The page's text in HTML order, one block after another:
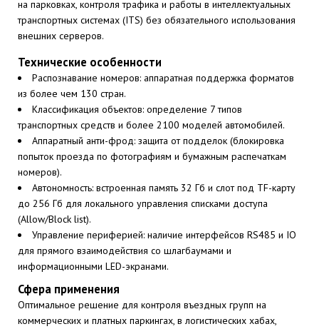
на парковках, контроля трафика и работы в интеллектуальных
транспортных системах (ITS) без обязательного использования
внешних серверов.
Технические особенности
Распознавание номеров: аппаратная поддержка форматов
из более чем 130 стран.
Классификация объектов: определение 7 типов
транспортных средств и более 2100 моделей автомобилей.
Аппаратный анти-фрод: защита от подделок (блокировка
попыток проезда по фотографиям и бумажным распечаткам
номеров).
Автономность: встроенная память 32 Гб и слот под TF-карту
до 256 Гб для локального управления списками доступа
(Allow/Block list).
Управление периферией: наличие интерфейсов RS485 и IO
для прямого взаимодействия со шлагбаумами и
информационными LED-экранами.
Сфера применения
Оптимальное решение для контроля въездных групп на
коммерческих и платных паркингах, в логистических хабах,